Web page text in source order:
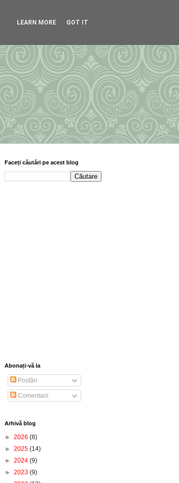
Faceți căutări pe acest blog
Abonați-vă la
Postări
Comentarii
Arhivă blog
► 2026 (8)
► 2025 (14)
► 2024 (9)
► 2023 (9)
LEARN MORE GOT IT